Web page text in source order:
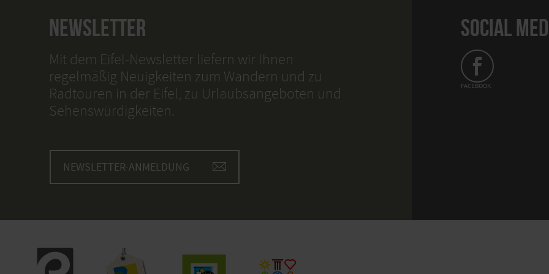
NEWSLETTER
Mit dem Eifel-Newsletter liefern wir Ihnen
regelmäßig Neuigkeiten zum Wandern und zu
Radtouren in der Eifel, zu Urlaubsangeboten und
Sehenswürdigkeiten.
NEWSLETTER-ANMELDUNG
SOCIAL
FACEBOOK